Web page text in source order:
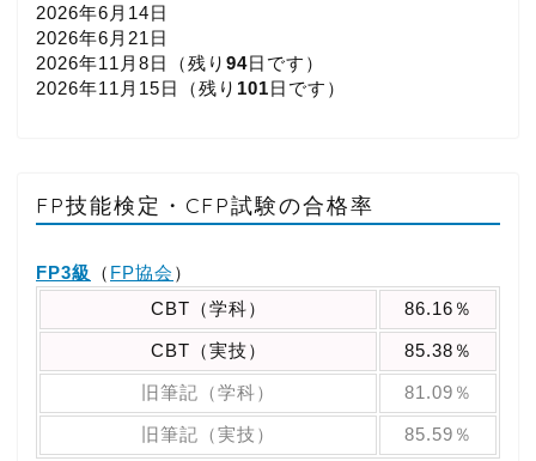
2026年6月14日
2026年6月21日
2026年11月8日（残り 94日です）
2026年11月15日（残り 101日です）
FP技能検定・CFP試験の合格率
FP3級 （ FP協会 ）
CBT（学科）
86.16％
CBT（実技） 85.38％
旧筆記（学科） 81.09％
旧筆記（実技） 85.59％